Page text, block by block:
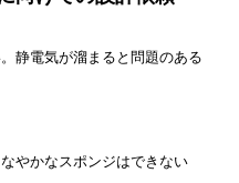
静電気が溜まると問題のある
やかなスポンジはできない